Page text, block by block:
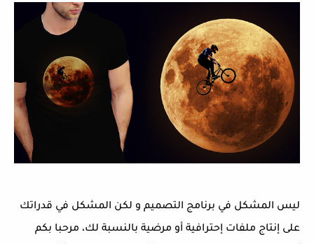
ليس المشكل في برنامج التصميم و لكن المشكل في قدراتك
على إنتاج ملفات إحترافية أو مرضية بالنسبة لك، مرحبا بكم